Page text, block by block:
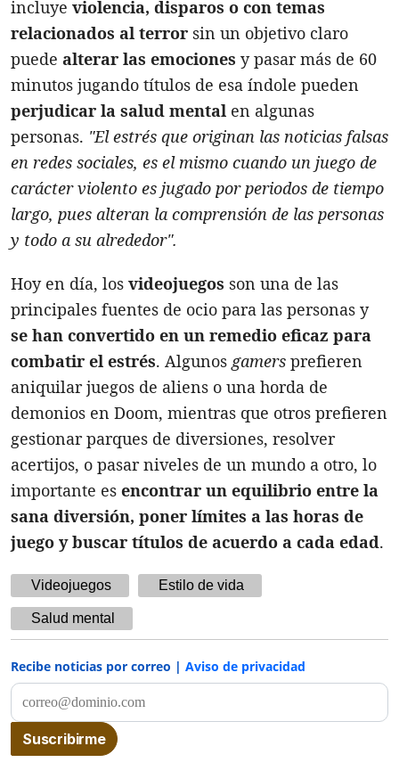
incluye violencia, disparos o con temas
relacionados al terror sin un objetivo claro
puede alterar las emociones y pasar más de 60
minutos jugando títulos de esa índole pueden
perjudicar la salud mental en algunas
personas. "El estrés que originan las noticias falsas
en redes sociales, es el mismo cuando un juego de
carácter violento es jugado por periodos de tiempo
largo, pues alteran la comprensión de las personas
y todo a su alrededor".
Hoy en día, los videojuegos son una de las
principales fuentes de ocio para las personas y
se han convertido en un remedio eficaz para
combatir el estrés. Algunos gamers prefieren
aniquilar juegos de aliens o una horda de
demonios en Doom, mientras que otros prefieren
gestionar parques de diversiones, resolver
acertijos, o pasar niveles de un mundo a otro, lo
importante es encontrar un equilibrio entre la
sana diversión, poner límites a las horas de
juego y buscar títulos de acuerdo a cada edad.
Videojuegos Estilo de vida
Salud mental
Recibe noticias por correo | Aviso de privacidad